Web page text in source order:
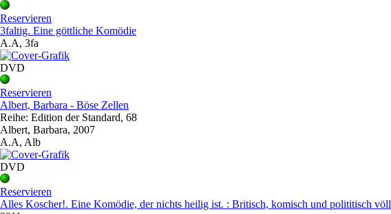
Reservieren
3faltig. Eine göttliche Komödie
A.A, 3fa
DVD
Reservieren
Albert, Barbara - Böse Zellen
Reihe: Edition der Standard, 68
Albert, Barbara, 2007
A.A, Alb
DVD
Reservieren
Alles Koscher!. Eine Komödie, der nichts heilig ist. : Britisch, komisch und polititisch